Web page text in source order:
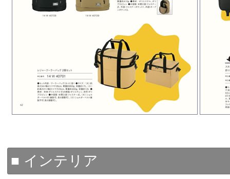
■ インテリア